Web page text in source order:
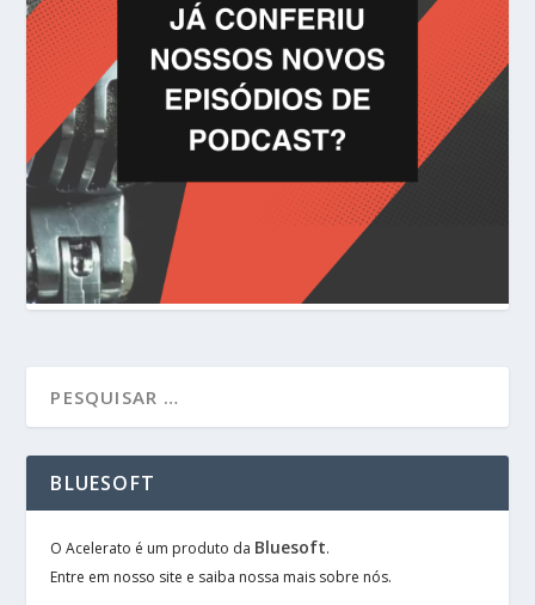
BLUESOFT
O Acelerato é um produto da Bluesoft.
Entre em nosso site e saiba nossa mais sobre nós.